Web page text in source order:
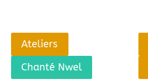
Ateliers
Chanté Nwel